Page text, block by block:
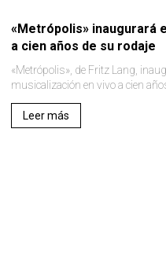
«Metrópolis» inaugurará
a cien años de su rodaje
«Metrópolis», de Fritz Lang,
musicalización en vivo a cien
Leer más